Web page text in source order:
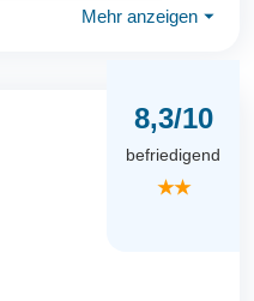
Mehr anzeigen ⏷
8,3/10
befriedigend
★★